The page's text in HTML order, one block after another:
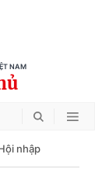
NAM
nhập